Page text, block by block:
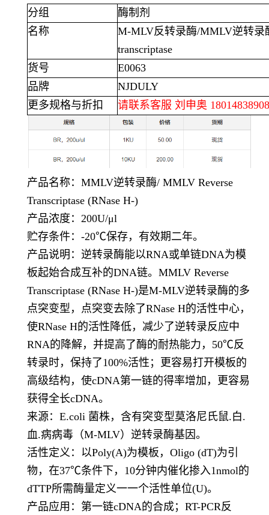
分组
酶制剂
名称
M-MLV反转录酶/MMLV逆转录
transcriptase
货号
E0063
品牌
NJDULY
更多规格与折扣
请联系客服 刘申奥
产品名称： MMLV逆转录酶/ MMLV Reverse
Transcriptase (RNase H-)
产品浓度： 200U/μl
贮存条件： -20℃保存，有效期二年。
产品说明：逆转录酶能以RNA或单链DNA为模
板起始合成互补的DNA链。 MMLV Reverse
Transcriptase (RNase H-)是M-MLV逆转录酶的多
点突变型，点突变去除了RNase H的活性中心，
使RNase H的活性降低，减少了逆转录反应中
RNA的降解，并提高了酶的耐热能力， 50℃反
转录时，保持了100%活性；更容易打开模板的
高级结构，使cDNA第一链的得率增加，更容易
获得全长cDNA。
来源： E.coli 菌株，含有突变型莫洛尼氏鼠.白.
血.病病毒（M-MLV）逆转录酶基因。
活性定义：以Poly(A)为模板， Oligo (dT)为引
物，在37℃条件下， 10分钟内催化掺入1nmol的
dTTP所需酶量定义一一个活性单位(U)。
产品应用：第一链cDNA的合成； RT-PCR反